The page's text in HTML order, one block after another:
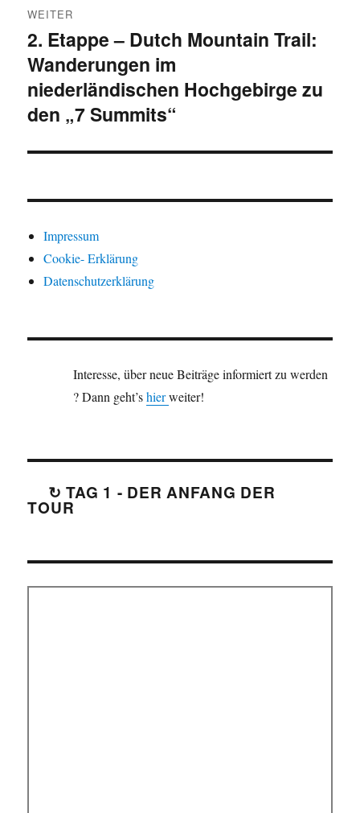
WEITER
Nächster
Beitrag:
2. Etappe – Dutch Mountain Trail:
Wanderungen im
niederländischen Hochgebirge zu
den „7 Summits“
Impressum
Cookie- Erklärung
Datenschutzerklärung
Interesse, über neue Beiträge informiert zu werden
? Dann geht’shierweiter!
↻ TAG 1 - DER ANFANG DER
TOUR